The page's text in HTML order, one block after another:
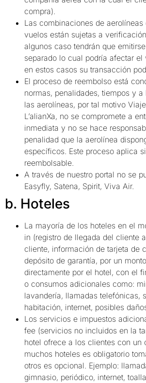
compra).
Las combinaciones de
vuelos están sujetas a
algunos caso tendrán que
separado lo cual podría afectar el
en estos casos su transacción
El proceso de reembolso está
normas, penalidades, tiempos y
las aerolíneas, por tal motivo
L’alianXa, no se compromete a
inmediata y no se hace
penalidad que la aerolínea
específicos. Este proceso aplica
reembolsable.
A través de nuestro portal no se
Easyfly, Satena, Spirit, Viva Air.
b. Hoteles
La mayoría de los hoteles en el
in (registro de llegada del cliente
cliente, información de tarjeta de
depósito de garantía, por un
directamente por el hotel, con el
o consumos adicionales como:
lavandería, llamadas telefónicas,
habitación, internet, posibles
Los servicios e impuestos
fee (servicios no incluidos en la
hotel ofrece a los clientes con un
muchos hoteles es obligatorio
otros es opcional. Ejemplo:
gimnasio, periódico, internet,